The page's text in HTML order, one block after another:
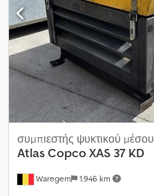
Waregem 1.946 km
συμπιεστής ψυκτικού μέσου
Atlas CopcoXAS 37 KD